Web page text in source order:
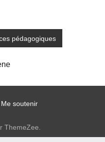
pédagogiques
Me soutenir
ThemeZee.